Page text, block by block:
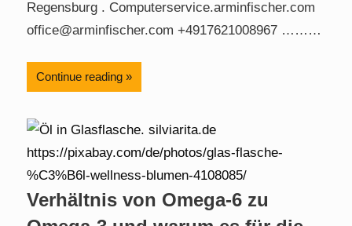
Regensburg . Computerservice.arminfischer.com
office@arminfischer.com +4917621008967 ………
Continue reading
Verhältnis von Omega-6 zu